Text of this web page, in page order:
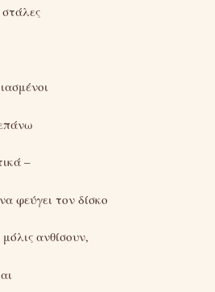
–
φεύγει τον δίσκο
ανθίσουν,